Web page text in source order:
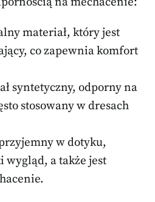
materiał, który jest
co zapewnia komfort
syntetyczny, odporny na
stosowany w dresach
w dotyku,
wygląd, a także jest